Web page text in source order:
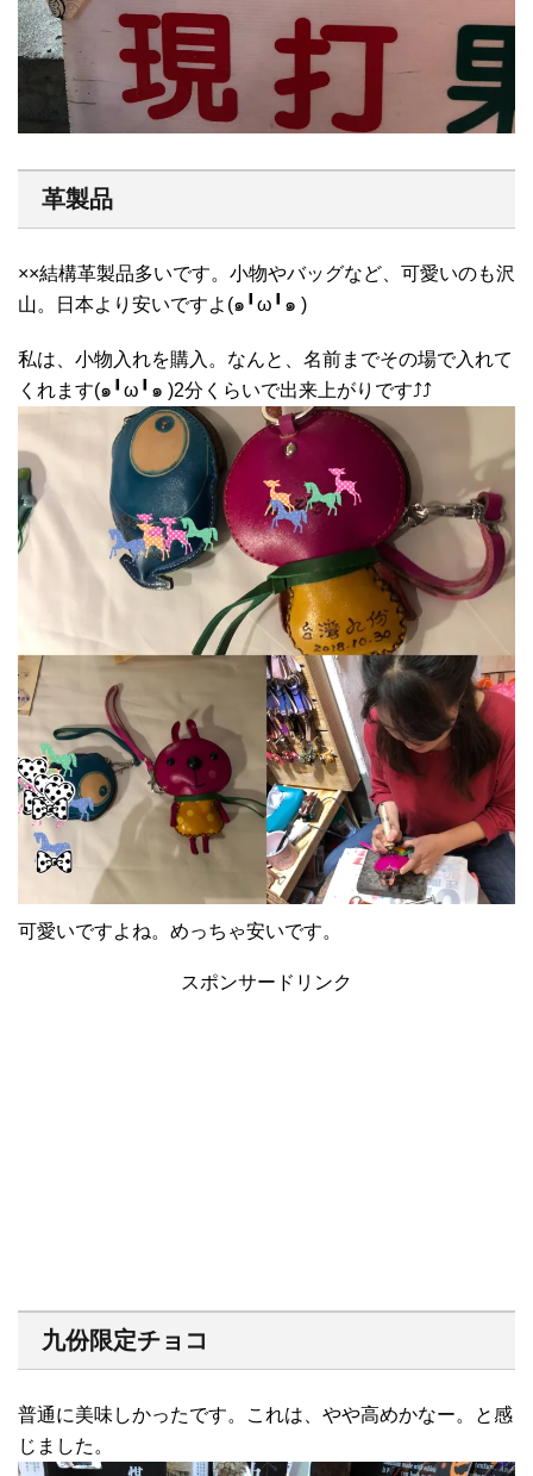
革製品
××結構革製品多いです。小物やバッグなど、可愛いのも沢
山。日本より安いですよ(๑╹ω╹๑ )
私は、小物入れを購入。なんと、名前までその場で入れて
くれます(๑╹ω╹๑ )2分くらいで出来上がりです⤴︎⤴︎
可愛いですよね。めっちゃ安いです。
スポンサードリンク
九份限定チョコ
普通に美味しかったです。これは、やや高めかなー。と感
じました。